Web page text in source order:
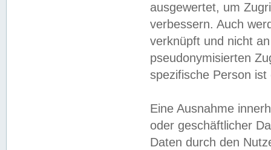
ausgewertet, um
verbessern. Auch
verknüpft und nicht
pseudonymisierten
spezifische Person
Eine Ausnahme
oder geschäftlicher
Daten durch den